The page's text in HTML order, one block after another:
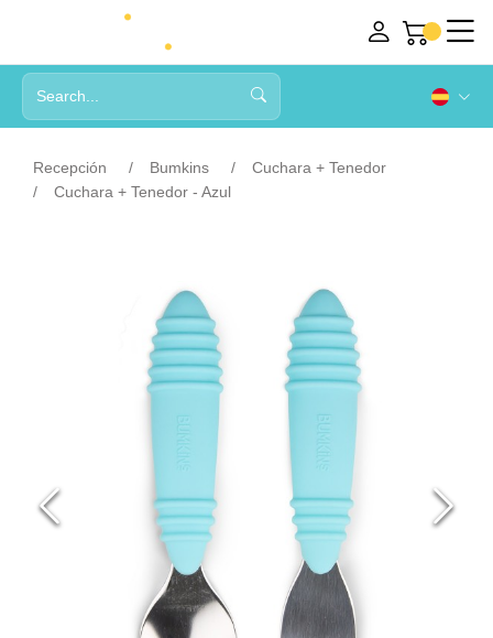
Recepción Bumkins
Cuchara + Tenedor
Cuchara + Tenedor - Azul